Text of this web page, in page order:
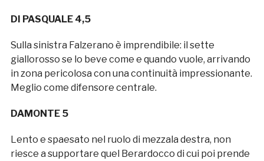
DI PASQUALE 4,5
Sulla sinistra Falzerano è imprendibile: il sette
giallorosso se lo beve come e quando vuole, arrivando
in zona pericolosa con una continuità impressionante.
Meglio come difensore centrale.
DAMONTE 5
Lento e spaesato nel ruolo di mezzala destra, non
riesce a supportare quel Berardocco di cui poi prende